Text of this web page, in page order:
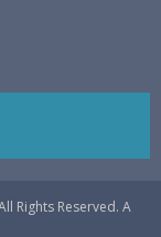
Rights Reserved. A